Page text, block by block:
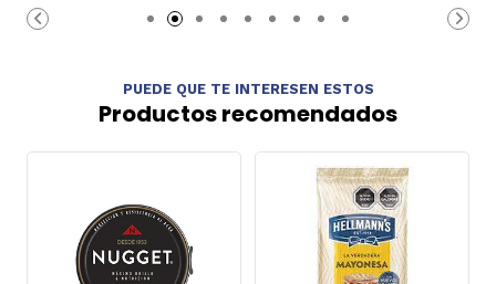
carrito carrito
PUEDE QUE TE INTERESEN ESTOS
Productos recomendados